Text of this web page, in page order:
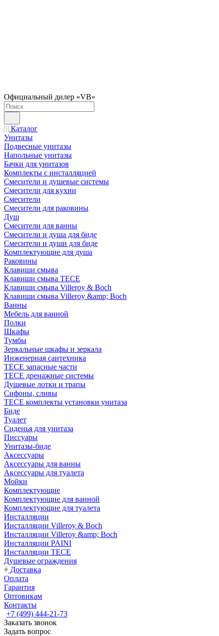
Официальный дилер «VB»
Каталог
Унитазы
Подвесные унитазы
Напольные унитазы
Бачки для унитазов
Комплекты с инсталляцией
Смесители и душевые системы
Смесители для кухни
Смесители
Смесители для раковины
Душ
Смесители для ванны
Смесители и душа для биде
Смесители и души для биде
Комплектующие для душа
Раковины
Клавиши смыва
Клавиши смыва TECE
Клавиши смыва Villeroy & Boch
Клавиши смыва Villeroy &amp; Boch
Ванны
Мебель для ванной
Полки
Шкафы
Тумбы
Зеркальные шкафы и зеркала
Инженерная сантехника
TECE запасные части
TECE дренажные системы
Душевые лотки и трапы
Сифоны, сливы
TECE комплекты установки унитаза
Биде
Туалет
Сиденья для унитаза
Писсуары
Унитазы-биде
Аксессуары
Аксессуары для ванны
Аксессуары для туалета
Мойки
Комплектующие
Комплектующие для ванной
Комплектующие для туалета
Инсталляции
Инсталляции Villeroy & Boch
Инсталляции Villeroy &amp; Boch
Инсталляции PAINI
Инсталляции TECE
Душевые ограждения
Доставка
Оплата
Гарантия
Оптовикам
Контакты
+7 (499) 444-21-73
Заказать звонок
Задать вопрос